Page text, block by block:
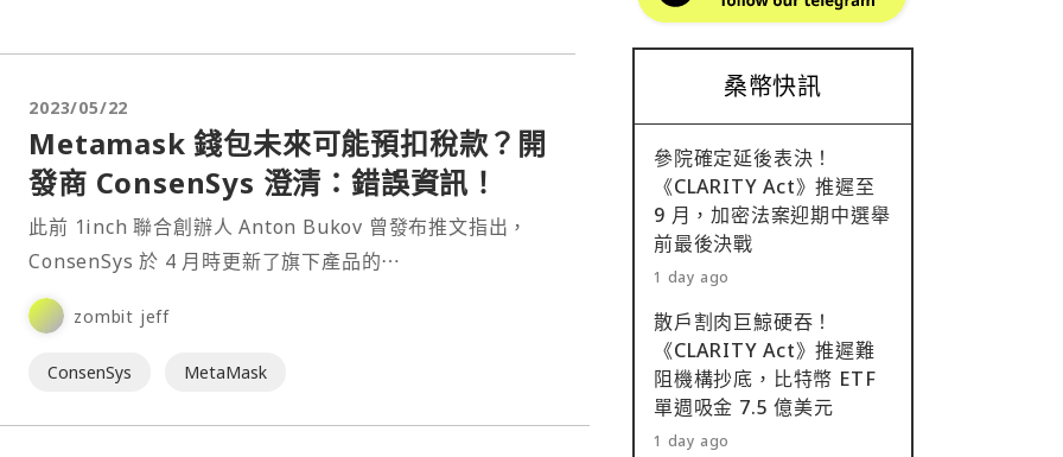
2023/05/22
Metamask 錢包未來可能預扣稅款？開
發商 ConsenSys 澄清：錯誤資訊！
此前 1inch 聯合創辦人 Anton Bukov 曾發布推文指出，
ConsenSys 於 4 月時更新了旗下產品的⋯
zombit jeff
ConsenSys MetaMask
桑幣快訊
參院確定延後表決！
《CLARITY Act》推遲至
9 月，加密法案迎期中選舉
前最後決戰
1 day ago
散戶割肉巨鯨硬吞！
《CLARITY Act》推遲難
阻機構抄底，比特幣 ETF
單週吸金 7.5 億美元
1 day ago